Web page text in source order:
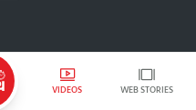
VIDEOS WEB STORIES